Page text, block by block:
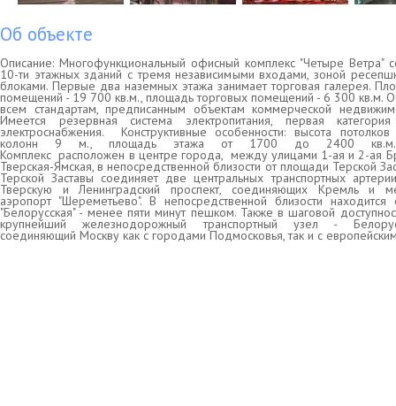
Об объекте
Описание: Многофункциональный офисный комплекс "Четыре Ветра"
10-ти этажных зданий с тремя независимыми входами, зоной
блоками. Первые два наземных этажа занимает торговая галерея.
помещений - 19 700 кв.м., площадь торговых помещений - 6 300 кв.м.
всем стандартам, предписанным объектам коммерческой
Имеется резервная система электропитания, первая категория
электроснабжения. Конструктивные особенности: высота
колонн 9 м., площадь этажа от 1700 до 2400
Комплекс расположен в центре города, между улицами 1-ая и 2-ая
Тверская-Ямская, в непосредственной близости от площади Терской
Терской Заставы соединяет две центральных транспортных
Тверскую и Ленинградский проспект, соединяющих Кремль и
аэропорт "Шереметьево". В непосредственной близости находится
"Белорусская" - менее пяти минут пешком. Также в шаговой
крупнейший железнодорожный транспортный узел -
соединяющий Москву как с городами Подмосковья, так и с